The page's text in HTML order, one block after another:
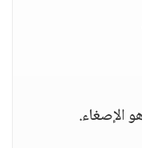
الإصغاء.